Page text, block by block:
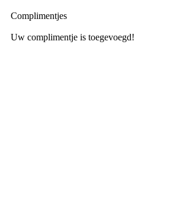
Complimentjes
Uw complimentje is toegevoegd!